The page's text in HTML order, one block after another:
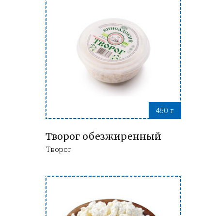
450 г
Творог обезжиренный
Творог